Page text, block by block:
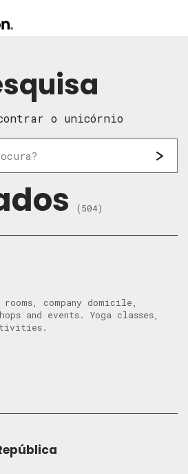
o unicórnio
(504)
company domicile,
and events. Yoga classes,